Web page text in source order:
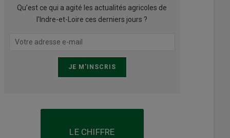
Qu’est ce qui a agité les actualités agricoles de
l'Indre-et-Loire ces derniers jours ?
LE CHIFFRE